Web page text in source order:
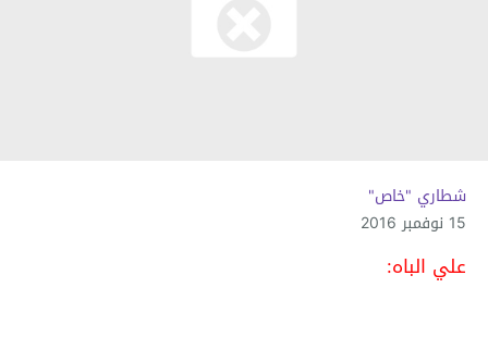
شطاري "خاص"
15 نوفمبر 2016
علي الباه: